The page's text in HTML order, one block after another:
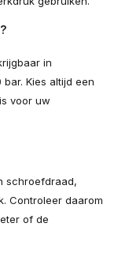
in
Kies altijd een
voor uw
schroefdraad,
Controleer daarom
of de